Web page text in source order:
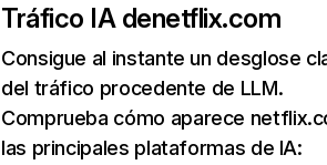
Tráfico IA denetflix.com
Consigue al instante un desglose
del tráfico procedente de LLM.
Comprueba cómo aparece
las principales plataformas de IA: